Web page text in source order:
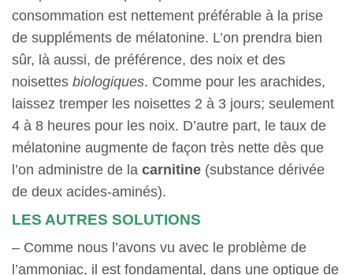
consommation est nettement préférable à la prise
de suppléments de mélatonine. L’on prendra bien
sûr, là aussi, de préférence, des noix et des
noisettes biologiques. Comme pour les arachides,
laissez tremper les noisettes 2 à 3 jours; seulement
4 à 8 heures pour les noix. D’autre part, le taux de
mélatonine augmente de façon très nette dès que
l’on administre de la carnitine (substance dérivée
de deux acides-aminés).
LES AUTRES SOLUTIONS
– Comme nous l’avons vu avec le problème de
l’ammoniac, il est fondamental, dans une optique de